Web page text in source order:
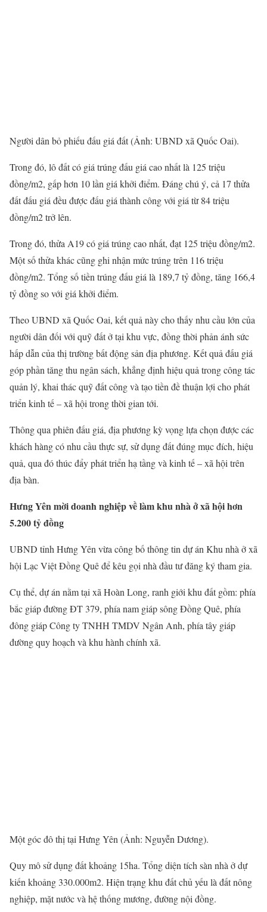
Người dân bỏ phiếu đấu giá đất (Ảnh: UBND xã Quốc Oai).
Trong đó, lô đất có giá trúng đấu giá cao nhất là 125 triệu
đồng/m2, gấp hơn 10 lần giá khởi điểm. Đáng chú ý, cả 17 thửa
đất đấu giá đều được đấu giá thành công với giá từ 84 triệu
đồng/m2 trở lên.
Trong đó, thửa A19 có giá trúng cao nhất, đạt 125 triệu đồng/m2.
Một số thửa khác cũng ghi nhận mức trúng trên 116 triệu
đồng/m2. Tổng số tiền trúng đấu giá là 189,7 tỷ đồng, tăng 166,4
tỷ đồng so với giá khởi điểm.
Theo UBND xã Quốc Oai, kết quả này cho thấy nhu cầu lớn của
người dân đối với quỹ đất ở tại khu vực, đồng thời phản ánh sức
hấp dẫn của thị trường bất động sản địa phương. Kết quả đấu giá
góp phần tăng thu ngân sách, khẳng định hiệu quả trong công tác
quản lý, khai thác quỹ đất công và tạo tiền đề thuận lợi cho phát
triển kinh tế – xã hội trong thời gian tới.
Thông qua phiên đấu giá, địa phương kỳ vọng lựa chọn được các
khách hàng có nhu cầu thực sự, sử dụng đất đúng mục đích, hiệu
quả, qua đó thúc đẩy phát triển hạ tầng và kinh tế – xã hội trên
địa bàn.
Hưng Yên mời doanh nghiệp về làm khu nhà ở xã hội hơn
5.200 tỷ đồng
UBND tỉnh Hưng Yên vừa công bố thông tin dự án Khu nhà ở xã
hội Lạc Việt Đồng Quê để kêu gọi nhà đầu tư đăng ký tham gia.
Cụ thể, dự án nằm tại xã Hoàn Long, ranh giới khu đất gồm: phía
bắc giáp đường ĐT 379, phía nam giáp sông Đồng Quê, phía
đông giáp Công ty TNHH TMDV Ngân Anh, phía tây giáp
đường quy hoạch và khu hành chính xã.
Một góc đô thị tại Hưng Yên (Ảnh: Nguyễn Dương).
Quy mô sử dụng đất khoảng 15ha. Tổng diện tích sàn nhà ở dự
kiến khoảng 330.000m2. Hiện trạng khu đất chủ yếu là đất nông
nghiệp, mặt nước và hệ thống mương, đường nội đồng.